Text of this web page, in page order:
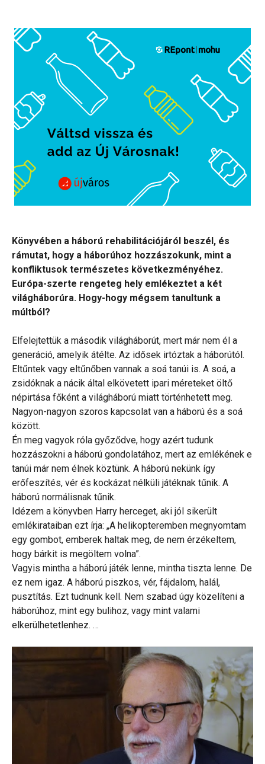
Könyvében a háború rehabilitációjáról beszél, és
rámutat, hogy a háborúhoz hozzászokunk, mint a
konfliktusok természetes következményéhez.
Európa-szerte rengeteg hely emlékeztet a két
világháborúra. Hogy-hogy mégsem tanultunk a
múltból?
Elfelejtettük a második világháborút, mert már nem él a
generáció, amelyik átélte. Az idősek irtóztak a háborútól.
Eltűntek vagy eltűnőben vannak a soá tanúi is. A soá, a
zsidóknak a nácik által elkövetett ipari méreteket öltő
népirtása főként a világháború miatt történhetett meg.
Nagyon-nagyon szoros kapcsolat van a háború és a soá
között.
Én meg vagyok róla győződve, hogy azért tudunk
hozzászokni a háború gondolatához, mert az emlékének e
tanúi már nem élnek köztünk. A háború nekünk így
erőfeszítés, vér és kockázat nélküli játéknak tűnik. A
háború normálisnak tűnik.
Idézem a könyvben Harry herceget, aki jól sikerült
emlékirataiban ezt írja: „A helikopteremben megnyomtam
egy gombot, emberek haltak meg, de nem érzékeltem,
hogy bárkit is megöltem volna”.
Vagyis mintha a háború játék lenne, mintha tiszta lenne. De
ez nem igaz. A háború piszkos, vér, fájdalom, halál,
pusztítás. Ezt tudnunk kell. Nem szabad úgy közelíteni a
háborúhoz, mint egy bulihoz, vagy mint valami
elkerülhetetlenhez. …